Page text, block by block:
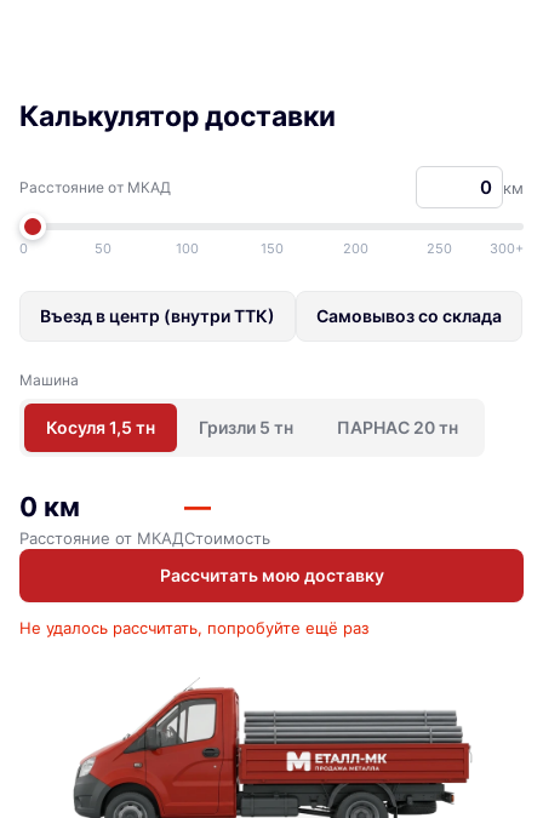
Калькулятор доставки
Расстояние от МКАД км
0 50 100 150 200 250 300+
Въезд в центр (внутри ТТК) Самовывоз со склада
Машина
Косуля 1,5 тн Гризли 5 тн ПАРНАС 20 тн
0 км
Расстояние от МКАД
—
Стоимость
Рассчитать мою доставку
Не удалось рассчитать, попробуйте ещё раз